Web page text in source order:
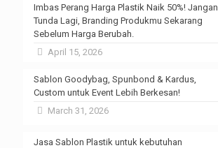
Imbas Perang Harga Plastik Naik 50%! Jangan
Tunda Lagi, Branding Produkmu Sekarang
Sebelum Harga Berubah.
April 15, 2026
Sablon Goodybag, Spunbond & Kardus,
Custom untuk Event Lebih Berkesan!
March 31, 2026
Jasa Sablon Plastik untuk kebutuhan